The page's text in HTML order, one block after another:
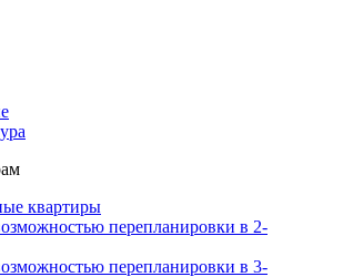
квартиры
перепланировки в 2-
перепланировки в 3-